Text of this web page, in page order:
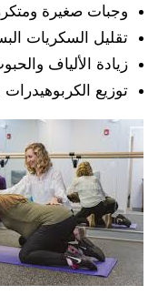
وجبات صغيرة
تقليل السكريات
زيادة الألياف
توزيع